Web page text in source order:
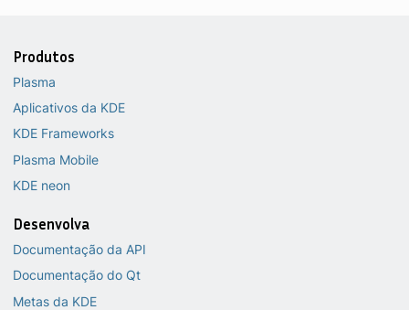
Produtos
Plasma
Aplicativos da KDE
KDE Frameworks
Plasma Mobile
KDE neon
Desenvolva
Documentação da API
Documentação do Qt
Metas da KDE